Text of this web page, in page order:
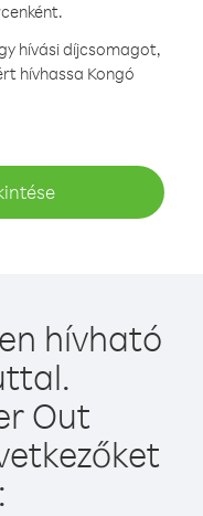
hívási díjcsomagot,
hívhassa Kongó
hívható
Out